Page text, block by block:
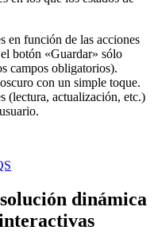
en función de las acciones
botón «Guardar» sólo
campos obligatorios).
con un simple toque.
(lectura, actualización, etc.)
dinámica